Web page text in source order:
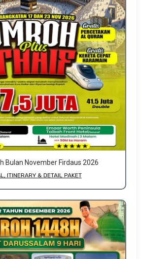
Bulan November Firdaus 2026
ITINERARY & DETAIL PAKET